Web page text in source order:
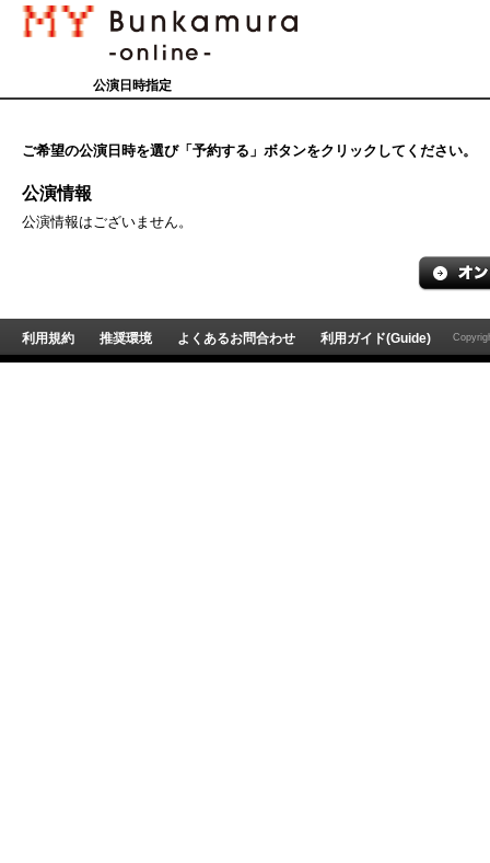
公演日時指定
ご希望の公演日時を選び「予約する」ボタンをクリックしてください。
公演情報
公演情報はございません。
利用規約 推奨環境 よくあるお問合わせ 利用ガイド(Guide)